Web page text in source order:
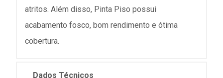
atritos. Além disso, Pinta Piso possui
acabamento fosco, bom rendimento e ótima
cobertura.
Dados Técnicos